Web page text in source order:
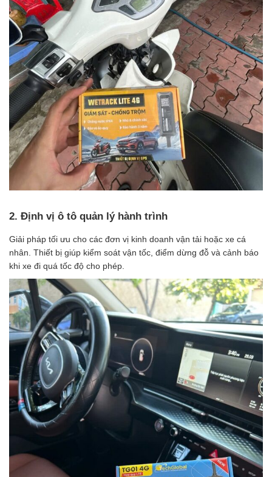
2. Định vị ô tô quản lý hành trình
Giải pháp tối ưu cho các đơn vị kinh doanh vận tải hoặc xe cá
nhân. Thiết bị giúp kiểm soát vận tốc, điểm dừng đỗ và cảnh báo
khi xe đi quá tốc độ cho phép.